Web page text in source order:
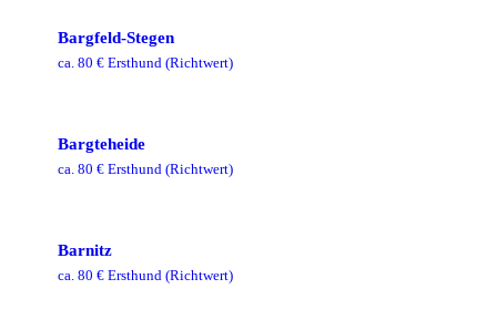
Bargfeld-Stegen
ca. 80 € Ersthund (Richtwert)
Bargteheide
ca. 80 € Ersthund (Richtwert)
Barnitz
ca. 80 € Ersthund (Richtwert)